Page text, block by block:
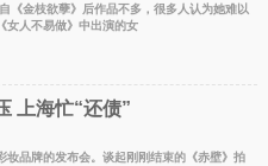
金枝欲孽》后作品不多，很多人认为她难以
女人不易做》中出演的女
上海忙“还债”
妆品牌的发布会。谈起刚刚结束的《赤壁》拍